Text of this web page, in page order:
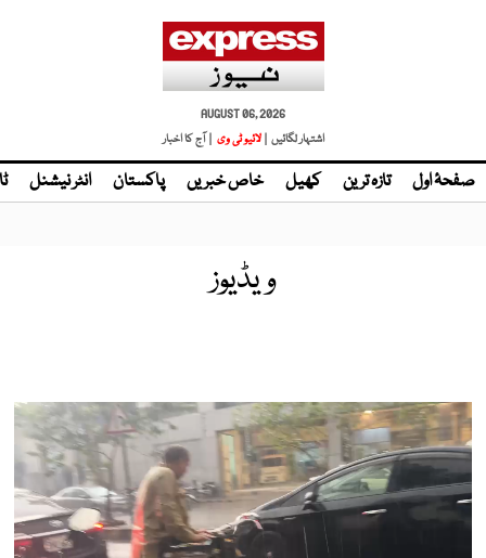
AUGUST 06, 2026
اشتہار لگائیں | لائیو ٹی وی | آج کا اخبار
صفحۂ اول تازہ ترین کھیل خاص خبریں پاکستان انٹر نیشنل
ویڈیوز